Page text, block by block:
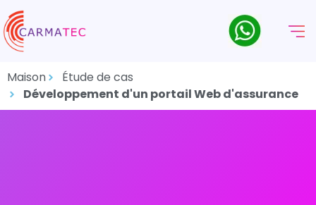
Maison
Étude de cas
Développement d'un portail Web d'assurance